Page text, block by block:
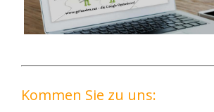
Kommen Sie zu uns: